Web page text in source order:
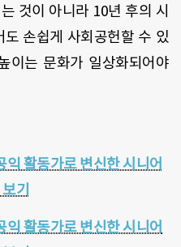
것이 아니라 10년 후의 시
손쉽게 사회공헌할 수 있
이는 문화가 일상화되어야
활동가로 변신한 시니어
기
익 활동가로 변신한 시니어